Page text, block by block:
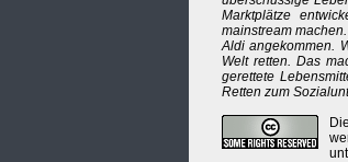
Marktplätze
mainstream
Aldi angekommen.
Welt retten. Das
gerettete
Retten zum